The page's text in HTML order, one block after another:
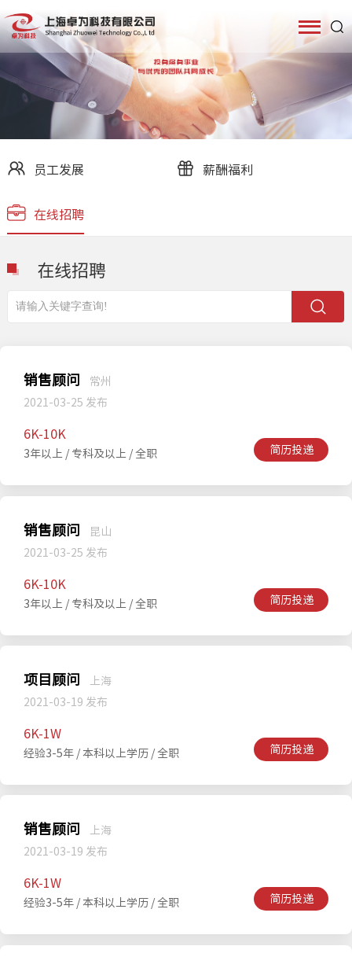
员工发展 薪酬福利
在线招聘
在线招聘
销售顾问
常州
2021-03-25 发布
简历投递
6K-10K
3年以上 / 专科及以上 / 全职
销售顾问
昆山
2021-03-25 发布
简历投递
6K-10K
3年以上 / 专科及以上 / 全职
项目顾问
上海
2021-03-19 发布
简历投递
6K-1W
经验3-5年 / 本科以上学历 / 全职
销售顾问
上海
2021-03-19 发布
简历投递
6K-1W
经验3-5年 / 本科以上学历 / 全职